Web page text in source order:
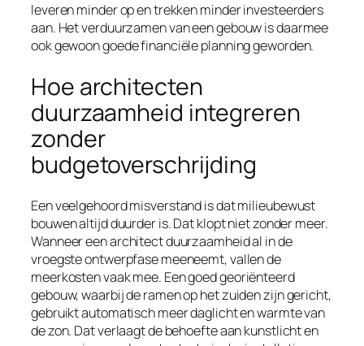
leveren minder op en trekken minder investeerders
aan. Het verduurzamen van een gebouw is daarmee
ook gewoon goede financiële planning geworden.
Hoe architecten
duurzaamheid integreren
zonder
budgetoverschrijding
Een veelgehoord misverstand is dat milieubewust
bouwen altijd duurder is. Dat klopt niet zonder meer.
Wanneer een architect duurzaamheid al in de
vroegste ontwerpfase meeneemt, vallen de
meerkosten vaak mee. Een goed georiënteerd
gebouw, waarbij de ramen op het zuiden zijn gericht,
gebruikt automatisch meer daglicht en warmte van
de zon. Dat verlaagt de behoefte aan kunstlicht en